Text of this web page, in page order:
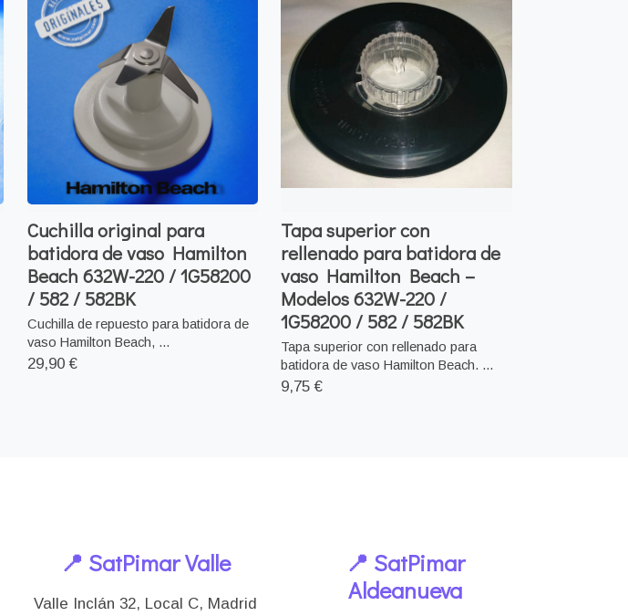
Cuchilla original para
batidora de vaso Hamilton
Beach 632W-220 / 1G58200
/ 582 / 582BK
Cuchilla de repuesto para batidora de
vaso Hamilton Beach, ...
29,90 €
Tapa superior con
rellenado para batidora de
vaso Hamilton Beach –
Modelos 632W-220 /
1G58200 / 582 / 582BK
Tapa superior con rellenado para
batidora de vaso Hamilton Beach. ...
9,75 €
📍 SatPimar Valle
Valle Inclán 32, Local C, Madrid
📍 SatPimar
Aldeanueva